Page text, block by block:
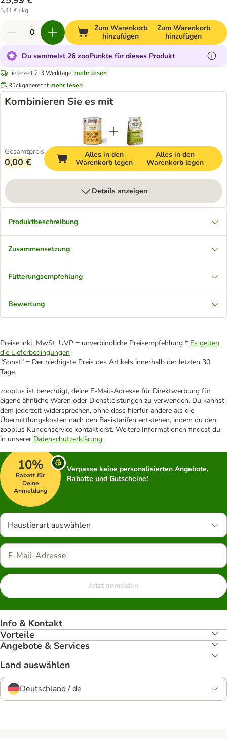
5,41 € / kg
Zum Warenkorb
hinzufügen
Zum Warenkorb
hinzufügen
Du sammelst 26 zooPunkte für dieses Produkt
Lieferzeit 2-3 Werktage. mehr lesen
Rückgaberechtmehr lesen
Kombinieren Sie es mit
Gesamtpreis
0,00 €
Alles in den
Warenkorb legen
Alles in den
Warenkorb legen
Details anzeigen
Produktbeschreibung
Zusammensetzung
Fütterungsempfehlung
Bewertung
Preise inkl. MwSt. UVP = unverbindliche Preisempfehlung * Es gelten
die Lieferbedingungen
"Sonst" = Der niedrigste Preis des Artikels innerhalb der letzten 30
Tage.
zooplus ist berechtigt, deine E-Mail-Adresse für Direktwerbung für
eigene ähnliche Waren oder Dienstleistungen zu verwenden. Du kannst
dem jederzeit widersprechen, ohne dass hierfür andere als die
Übermittlungskosten nach den Basistarifen entstehen, indem du den
zooplus Kundenservice kontaktierst. Weitere Informationen findest du
in unserer Datenschutzerklärung.
10%
Rabatt für
Deine
Anmeldung
Verpasse keine personalisierten Angebote,
Rabatte und Gutscheine!
Haustierart auswählen
Jetzt anmelden
Info & Kontakt
Vorteile
Angebote & Services
Land auswählen
Deutschland / de